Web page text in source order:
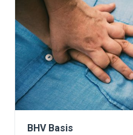
BHV Basis